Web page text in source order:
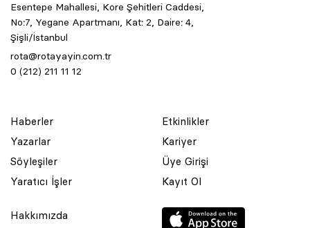
Esentepe Mahallesi, Kore Şehitleri Caddesi,
No:7, Yegane Apartmanı, Kat: 2, Daire: 4,
Şişli/İstanbul
rota@rotayayin.com.tr
0 (212) 211 11 12
Haberler
Yazarlar
Söyleşiler
Yaratıcı İşler
Etkinlikler
Kariyer
Üye Girişi
Kayıt Ol
Hakkımızda